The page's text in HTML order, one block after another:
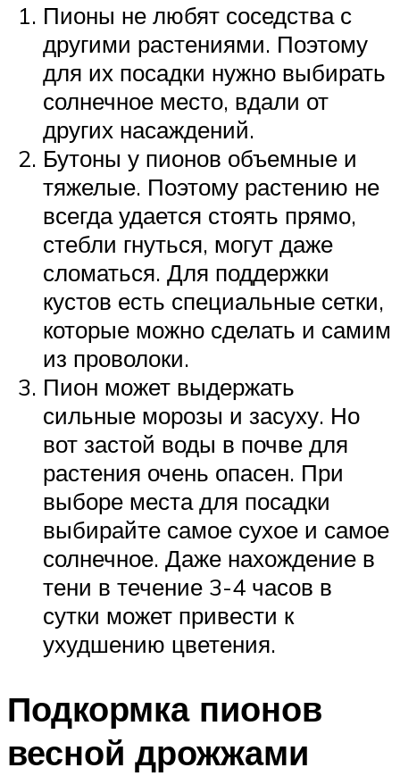
Пионы не любят соседства с
другими растениями. Поэтому
для их посадки нужно выбирать
солнечное место, вдали от
других насаждений.
Бутоны у пионов объемные и
тяжелые. Поэтому растению не
всегда удается стоять прямо,
стебли гнуться, могут даже
сломаться. Для поддержки
кустов есть специальные сетки,
которые можно сделать и самим
из проволоки.
Пион может выдержать
сильные морозы и засуху. Но
вот застой воды в почве для
растения очень опасен. При
выборе места для посадки
выбирайте самое сухое и самое
солнечное. Даже нахождение в
тени в течение 3-4 часов в
сутки может привести к
ухудшению цветения.
Подкормка пионов
весной дрожжами